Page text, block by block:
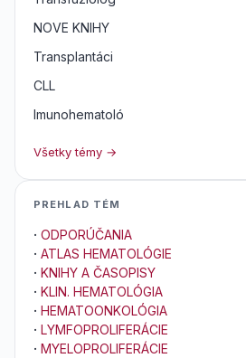
NOVE KNIHY
Transplantáci
CLL
Imunohematoló
Všetky témy →
PREHLAD TÉM
· ODPORÚČANIA
· ATLAS HEMATOLÓGIE
· KNIHY A ČASOPISY
· KLIN. HEMATOLÓGIA
· HEMATOONKOLÓGIA
· LYMFOPROLIFERÁCIE
· MYELOPROLIFERÁCIE